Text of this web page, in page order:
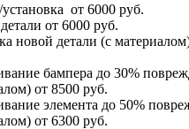
от 6000 руб.
от 6000 руб.
новой детали (с
бампера до 30%
от 8500 руб.
элемента до 50%
от 6300 руб.